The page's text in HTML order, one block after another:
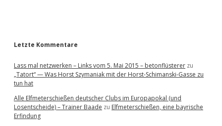
Letzte Kommentare
Lass mal netzwerken – Links vom 5. Mai 2015 – betonflüsterer zu
„Tatort“ — Was Horst Szymaniak mit der Horst-Schimanski-Gasse zu
tun hat
Alle Elfmeterschießen deutscher Clubs im Europapokal (und
Losentscheide) – Trainer Baade zu Elfmeterschießen, eine bayrische
Erfindung